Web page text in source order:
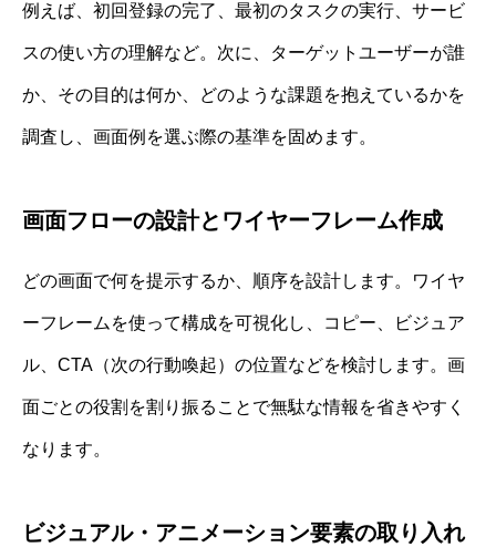
例えば、初回登録の完了、最初のタスクの実行、サービ
スの使い方の理解など。次に、ターゲットユーザーが誰
か、その目的は何か、どのような課題を抱えているかを
調査し、画面例を選ぶ際の基準を固めます。
画面フローの設計とワイヤーフレーム作成
どの画面で何を提示するか、順序を設計します。ワイヤ
ーフレームを使って構成を可視化し、コピー、ビジュア
ル、CTA（次の行動喚起）の位置などを検討します。画
面ごとの役割を割り振ることで無駄な情報を省きやすく
なります。
ビジュアル・アニメーション要素の取り入れ